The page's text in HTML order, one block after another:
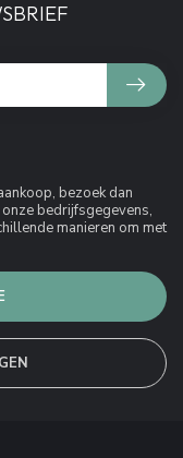
bezoek dan
bedrijfsgegevens,
manieren om met